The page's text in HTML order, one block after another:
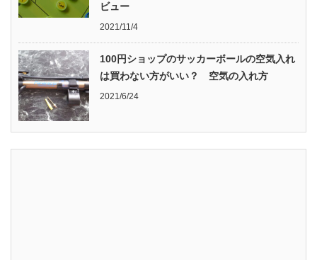
ビュー
2021/11/4
100円ショップのサッカーボールの空気入れ
は買わない方がいい？ 空気の入れ方
2021/6/24